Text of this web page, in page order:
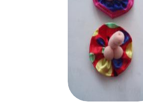
AÑADIR
AL
CARRITO